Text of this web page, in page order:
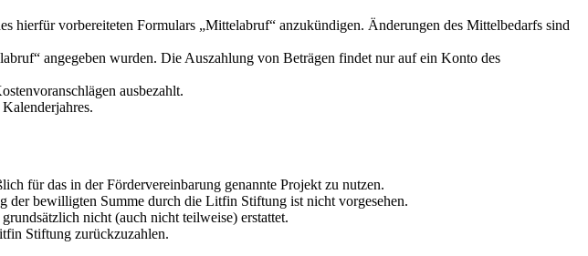
hierfür vorbereiteten Formulars „Mittelabruf“ anzukündigen. Änderungen des Mittelbedarfs sind
angegeben wurden. Die Auszahlung von Beträgen findet nur auf ein Konto des
ausbezahlt.
für das in der Fördervereinbarung genannte Projekt zu nutzen.
der bewilligten Summe durch die Litfin Stiftung ist nicht vorgesehen.
nicht (auch nicht teilweise) erstattet.
Stiftung zurückzuzahlen.